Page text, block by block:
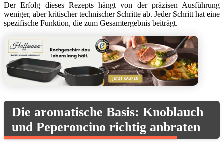
Der Erfolg dieses Rezepts hängt von der präzisen Ausführung
weniger, aber kritischer technischer Schritte ab. Jeder Schritt hat eine
spezifische Funktion, die zum Gesamtergebnis beiträgt.
Die aromatische Basis: Knoblauch
und Peperoncino richtig anbraten